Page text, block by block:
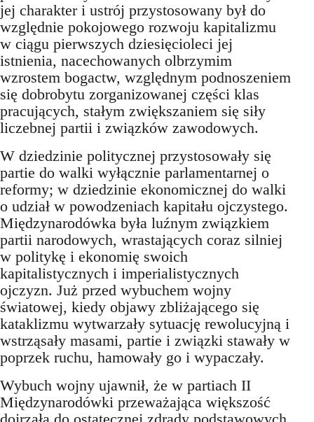
jej charakter i ustrój przystosowany był do
względnie pokojowego rozwoju kapitalizmu
w ciągu pierwszych dziesięcioleci jej
istnienia, nacechowanych olbrzymim
wzrostem bogactw, względnym podnoszeniem
się dobrobytu zorganizowanej części klas
pracujących, stałym zwiększaniem się siły
liczebnej partii i związków zawodowych.
W dziedzinie politycznej przystosowały się
partie do walki wyłącznie parlamentarnej o
reformy; w dziedzinie ekonomicznej do walki
o udział w powodzeniach kapitału ojczystego.
Międzynarodówka była luźnym związkiem
partii narodowych, wrastających coraz silniej
w politykę i ekonomię swoich
kapitalistycznych i imperialistycznych
ojczyzn. Już przed wybuchem wojny
światowej, kiedy objawy zbliżającego się
kataklizmu wytwarzały sytuację rewolucyjną i
wstrząsały masami, partie i związki stawały w
poprzek ruchu, hamowały go i wypaczały.
Wybuch wojny ujawnił, że w partiach II
Międzynarodówki przeważająca większość